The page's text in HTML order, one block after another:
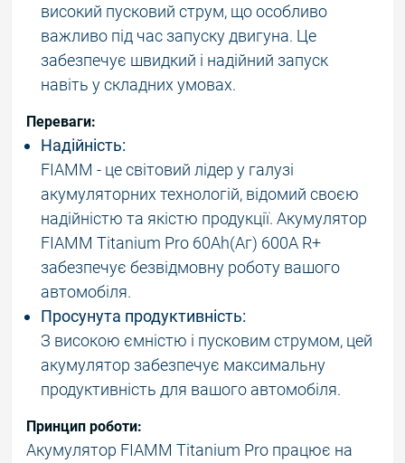
високий пусковий струм, що особливо
важливо під час запуску двигуна. Це
забезпечує швидкий і надійний запуск
навіть у складних умовах.
Переваги:
Надійність:
FIAMM - це світовий лідер у галузі
акумуляторних технологій, відомий своєю
надійністю та якістю продукції. Акумулятор
FIAMM Titanium Pro 60Аh(Аг) 600А R+
забезпечує безвідмовну роботу вашого
автомобіля.
Просунута продуктивність:
З високою ємністю і пусковим струмом, цей
акумулятор забезпечує максимальну
продуктивність для вашого автомобіля.
Принцип роботи:
Акумулятор FIAMM Titanium Pro працює на